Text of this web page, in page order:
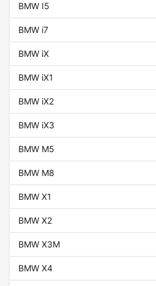
BMW I5
BMW i7
BMW iX
BMW iX1
BMW iX2
BMW iX3
BMW M5
BMW M8
BMW X1
BMW X2
BMW X3M
BMW X4